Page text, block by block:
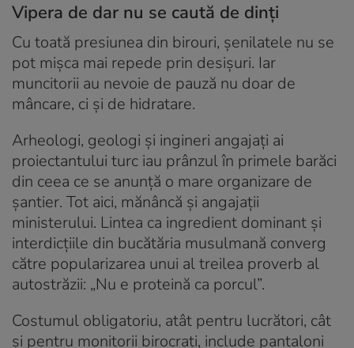
Vipera de dar nu se caută de dinți
Cu toată presiunea din birouri, șenilatele nu se
pot mișca mai repede prin desișuri. Iar
muncitorii au nevoie de pauză nu doar de
mâncare, ci și de hidratare.
Arheologi, geologi și ingineri angajați ai
proiectantului turc iau prânzul în primele barăci
din ceea ce se anunță o mare organizare de
șantier. Tot aici, mănâncă și angajații
ministerului. Lintea ca ingredient dominant și
interdicțiile din bucătăria musulmană converg
către popularizarea unui al treilea proverb al
autostrăzii: „Nu e proteină ca porcul”.
Costumul obligatoriu, atât pentru lucrători, cât
și pentru monitorii birocrați, include pantaloni